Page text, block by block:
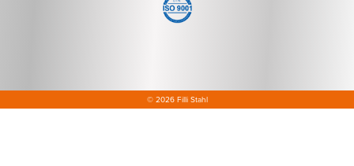
© 2026 Filli Stahl